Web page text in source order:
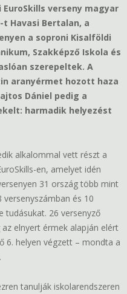
verseny magyar
Havasi Bertalan, a
a soproni Kisalföldi
Szakképző Iskola és
szerepeltek. A
aranyérmet hozott haza
Dániel pedig a
harmadik helyezést
alkalommal vett részt a
en, amelyet idén
31 ország több mint
és 10
tudásukat. 26 versenyző
elnyert érmek alapján elért
6. helyen végzett – mondta a
tanulják iskolarendszeren